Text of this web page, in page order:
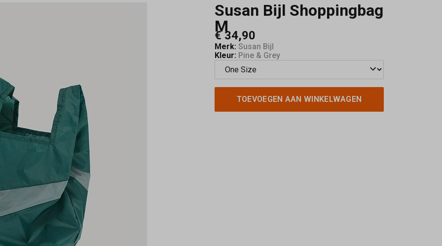
Susan Bijl Shoppingbag
M
€ 34,90
Merk: Susan Bijl
Kleur: Pine & Grey
TOEVOEGEN AAN WINKELWAGEN